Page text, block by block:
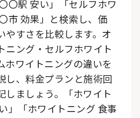
〇駅 安い」「セルフホワ
市 効果」と検索し、価
やすさを比較します。オ
ニング・セルフホワイト
ホワイトニングの違いを
し、料金プランと施術回
しましょう。「ホワイト
」「ホワイトニング 食事